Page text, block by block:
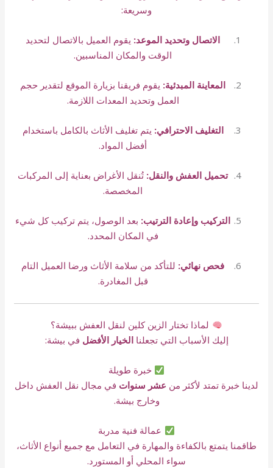
وسريعة:
الاتصال وتحديد الموعد: يقوم العميل بالاتصال لتحديد
الوقت والمكان المناسبين.
المعاينة المبدئية: يقوم فريقنا بزيارة الموقع لتقدير حجم
العمل وتحديد المعدات اللازمة.
التغليف الاحترافي: يتم تغليف الأثاث بالكامل باستخدام
أفضل المواد.
تحميل العفش والنقل: تُنقل الأغراض بعناية إلى المركبات
المخصصة.
التركيب وإعادة الترتيب: بعد الوصول، يتم تركيب كل شيء
في المكان المحدد.
فحص نهائي: للتأكد من سلامة الأثاث ورضا العميل التام
قبل المغادرة.
لماذا تختار الزين كلين لنقل العفش ببيشة؟
إليك الأسباب التي تجعلناالخيار الأفضل في بيشة:
خبرة طويلة
لدينا خبرة تمتد لأكثر من عشر سنوات في مجال نقل العفش داخل
وخارج بيشة.
عمالة فنية مدربة
طاقمنا يتمتع بالكفاءة والمهارة في التعامل مع جميع أنواع الأثاث،
سواء المحلي أو المستورد.